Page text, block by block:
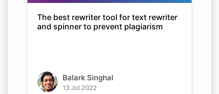
The best rewriter tool for text rewriter
and spinner to prevent plagiarism
Balark Singhal
13 Jul 2022